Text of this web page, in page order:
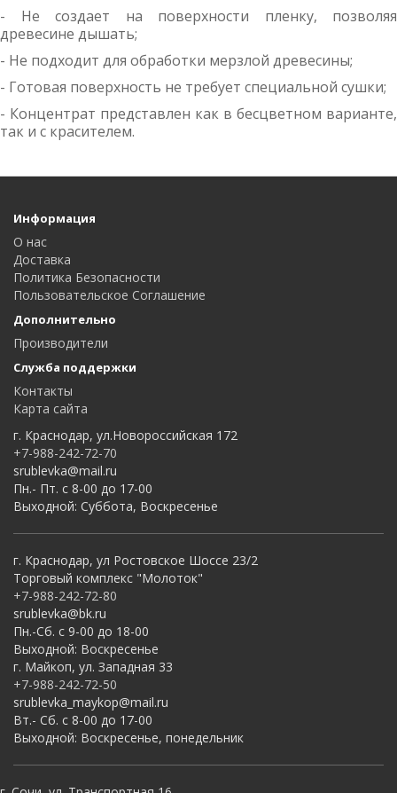
- Не создает на поверхности пленку, позволяя
древесине дышать;
- Не подходит для обработки мерзлой древесины;
- Готовая поверхность не требует специальной сушки;
- Концентрат представлен как в бесцветном варианте,
так и с красителем.
Информация
О нас
Доставка
Политика Безопасности
Пользовательское Соглашение
Дополнительно
Производители
Служба поддержки
Контакты
Карта сайта
г. Краснодар, ул.Новороссийская 172
+7-988-242-72-70
srublevka@mail.ru
Пн.- Пт. с 8-00 до 17-00
Выходной: Суббота, Воскресенье
г. Краснодар, ул Ростовское Шоссе 23/2
Торговый комплекс "Молоток"
+7-988-242-72-80
srublevka@bk.ru
Пн.-Сб. с 9-00 до 18-00
Выходной: Воскресенье
г. Майкоп, ул. Западная 33
+7-988-242-72-50
srublevka_maykop@mail.ru
Вт.- Сб. с 8-00 до 17-00
Выходной: Воскресенье, понедельник